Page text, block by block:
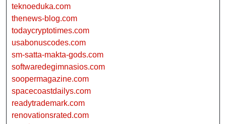
teknoeduka.com
thenews-blog.com
todaycryptotimes.com
usabonuscodes.com
sm-satta-makta-gods.com
softwaredegimnasios.com
soopermagazine.com
spacecoastdailys.com
readytrademark.com
renovationsrated.com